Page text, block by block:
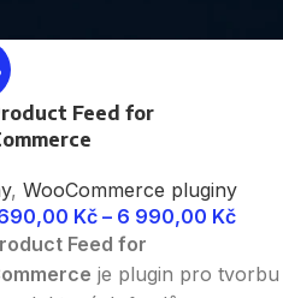
Feed for
, WooCommerce pluginy
Kč – 6 990,00 Kč
Feed for
je plugin pro tvorbu